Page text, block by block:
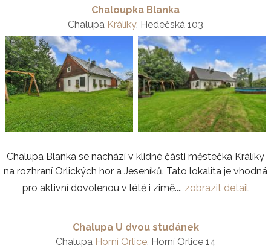
Chaloupka Blanka
Chalupa Králíky, Hedečská 103
Chalupa Blanka se nachází v klidné části městečka Králíky
na rozhraní Orlických hor a Jeseníků. Tato lokalita je vhodná
pro aktivní dovolenou v létě i zimě.... zobrazit detail
Chalupa U dvou studánek
Chalupa Horní Orlice, Horní Orlice 14